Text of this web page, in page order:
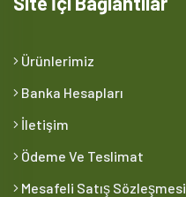
Ürünlerimiz
Banka Hesapları
İletişim
Ödeme Ve Teslimat
Mesafeli Satış Sözleşmesi